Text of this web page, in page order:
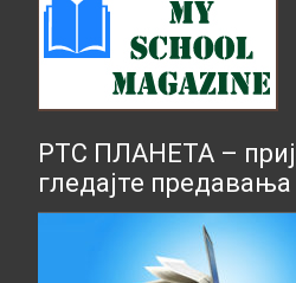
РТС ПЛАНЕТА –
гледајте предавања